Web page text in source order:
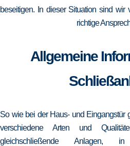
beseitigen. In dieser Situation sind wir
richtige
Allgemeine
So wie bei der Haus- und Eingangstür
verschiedene Arten und
gleichschließende